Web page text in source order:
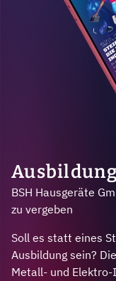
BSH Hausgeräte
zu vergeben
Soll es statt eines
Ausbildung sein?
Metall- und